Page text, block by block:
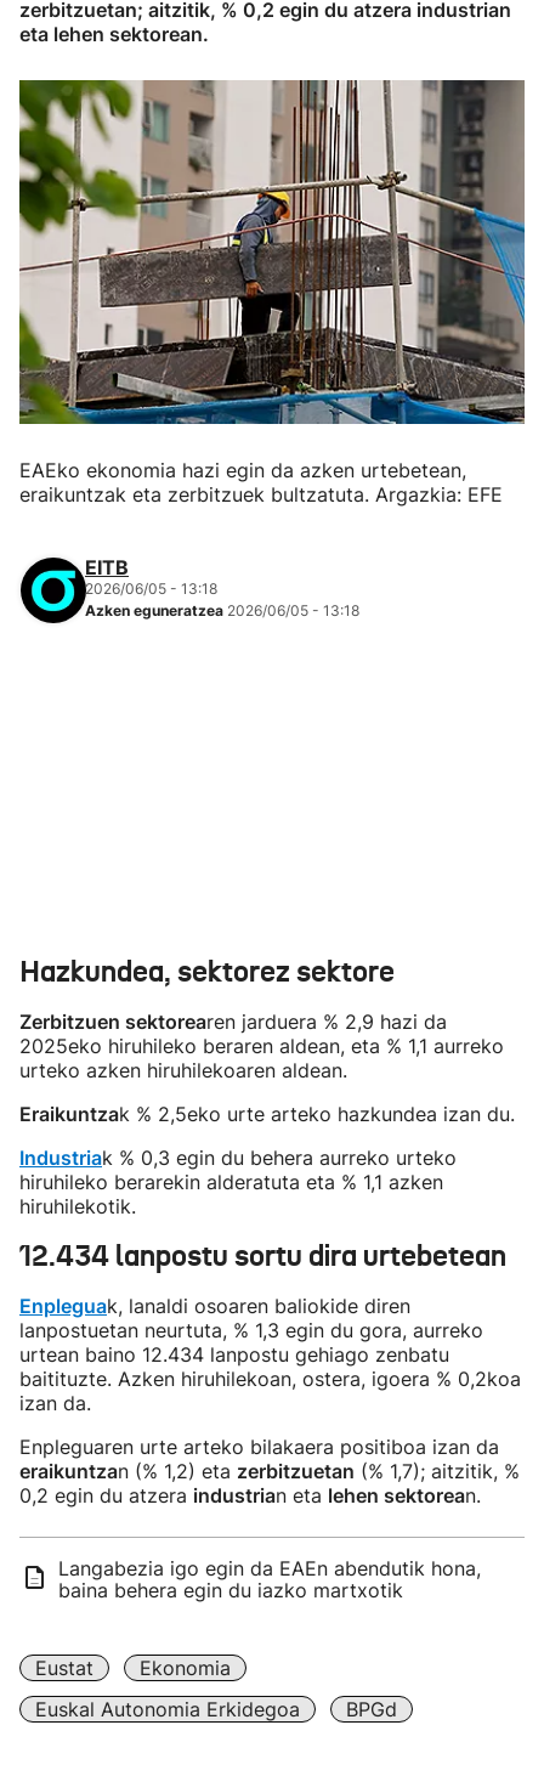
zerbitzuetan; aitzitik, % 0,2 egin du atzera industrian
eta lehen sektorean.
EAEko ekonomia hazi egin da azken urtebetean,
eraikuntzak eta zerbitzuek bultzatuta. Argazkia: EFE
EITB
2026/06/05 - 13:18
Azken eguneratzea 2026/06/05 - 13:18
Hazkundea, sektorez sektore
Zerbitzuen sektorearen jarduera % 2,9 hazi da
2025eko hiruhileko beraren aldean, eta % 1,1 aurreko
urteko azken hiruhilekoaren aldean.
Eraikuntzak % 2,5eko urte arteko hazkundea izan du.
Industriak % 0,3 egin du behera aurreko urteko
hiruhileko berarekin alderatuta eta % 1,1 azken
hiruhilekotik.
12.434 lanpostu sortu dira urtebetean
Enpleguak, lanaldi osoaren baliokide diren
lanpostuetan neurtuta, % 1,3 egin du gora, aurreko
urtean baino 12.434 lanpostu gehiago zenbatu
baitituzte. Azken hiruhilekoan, ostera, igoera % 0,2koa
izan da.
Enpleguaren urte arteko bilakaera positiboa izan da
eraikuntzan (% 1,2) eta zerbitzuetan (% 1,7); aitzitik, %
0,2 egin du atzera industrian eta lehen sektorean.
Langabezia igo egin da EAEn abendutik hona,
baina behera egin du iazko martxotik
Eustat
Ekonomia
Euskal Autonomia Erkidegoa
BPGd